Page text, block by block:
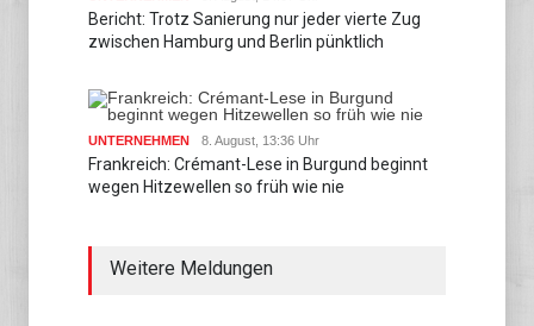
Bericht: Trotz Sanierung nur jeder vierte Zug
zwischen Hamburg und Berlin pünktlich
UNTERNEHMEN 8. August, 13:36 Uhr
Frankreich: Crémant-Lese in Burgund beginnt
wegen Hitzewellen so früh wie nie
Weitere Meldungen